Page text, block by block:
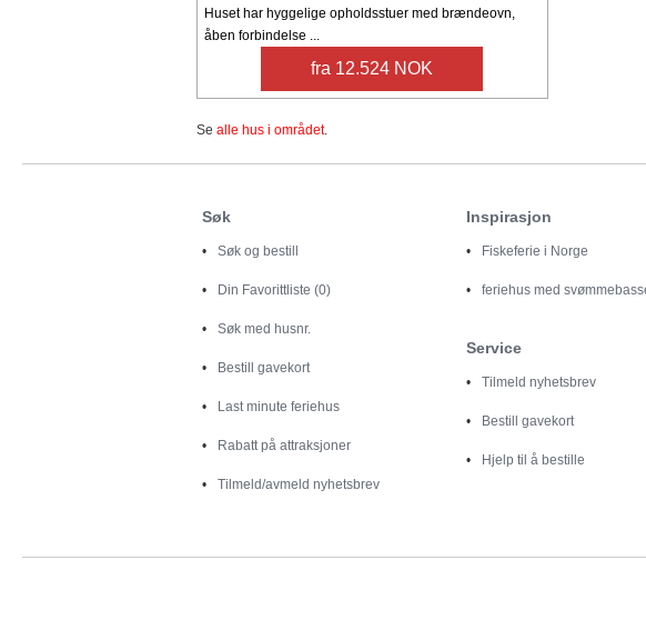
Huset har hyggelige opholdsstuer med brændeovn,
åben forbindelse ...
fra 12.524 NOK
Se alle hus i området.
Søk
Søk og bestill
Din Favorittliste (0)
Søk med husnr.
Bestill gavekort
Last minute feriehus
Rabatt på attraksjoner
Tilmeld/avmeld nyhetsbrev
Inspirasjon
Fiskeferie i Norge
feriehus med
Service
Tilmeld nyhetsbrev
Bestill gavekort
Hjelp til å bestille